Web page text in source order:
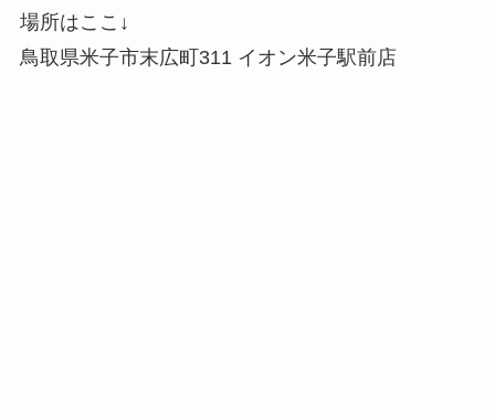
場所はここ↓
鳥取県米子市末広町311 イオン米子駅前店